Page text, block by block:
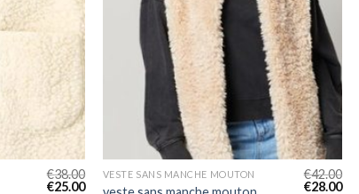
€38.00
€25.00
VESTE SANS MANCHE MOUTON €42.00
€28.00